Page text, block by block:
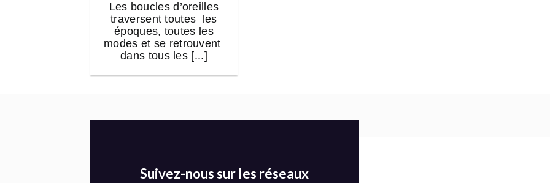
Les boucles d’oreilles
traversent toutes les
époques, toutes les
modes et se retrouvent
dans tous les [...]
Suivez-nous sur les réseaux